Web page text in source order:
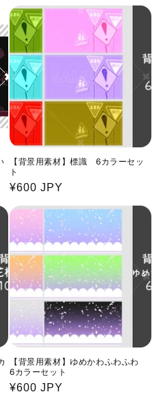
価
格
【背景用素材】標識 6カラーセッ
ト
通
価
格
¥600 JPY
【背景用素材】ゆめかわふわふわ
6カラーセット
通
¥600 JPY